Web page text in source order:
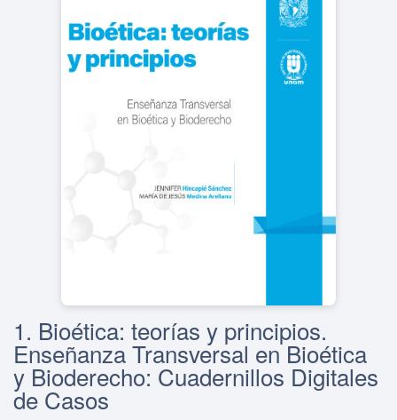
1. Bioética: teorías y principios.
Enseñanza Transversal en Bioética
y Bioderecho: Cuadernillos Digitales
de Casos